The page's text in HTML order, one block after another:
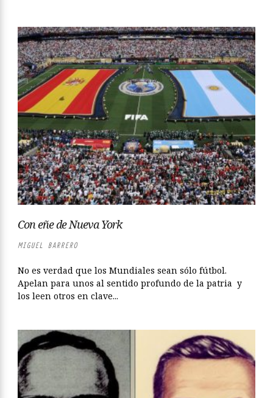
Con eñe de Nueva York
MIGUEL BARRERO
No es verdad que los Mundiales sean sólo fútbol.
Apelan para unos al sentido profundo de la patria y
los leen otros en clave...